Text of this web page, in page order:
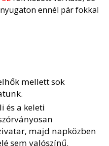
ennél pár fokkal
mellett sok
és a keleti
majd napközben
sem valószínű.